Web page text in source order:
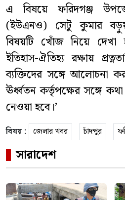
এ বিষয়ে ফরিদগঞ্জ
(ইউএনও) সেটু কুমার
বিষয়টি খোঁজ নিয়ে দেখা
ইতিহাস-ঐতিহ্য রক্ষায়
ব্যক্তিদের সঙ্গে আলোচনা
ঊর্ধ্বতন কর্তৃপক্ষের সঙ্গে
নেওয়া হবে।’
বিষয় : জেলার খবর চাঁদপুর
সারাদেশ